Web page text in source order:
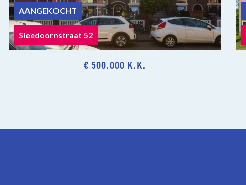
AANGEKOCHT
Sleedoornstraat 52
€ 500.000 K.K.